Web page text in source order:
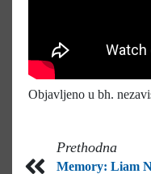
Objavljeno u bh.
Prethodna
Memory: Liam